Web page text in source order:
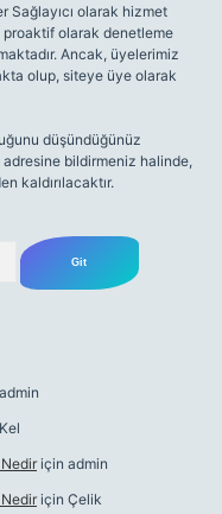
Sağlayıcı olarak hizmet
olarak denetleme
Ancak, üyelerimiz
olup, siteye üye olarak
düşündüğünüz
adresine bildirmeniz halinde,
kaldırılacaktır.
admin
Kel
için admin
için Çelik